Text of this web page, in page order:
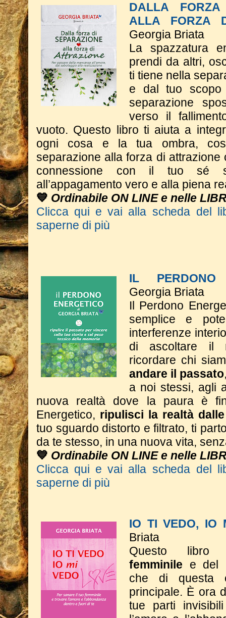
DALLA FORZA
ALLA FORZA
Georgia Briata
La spazzatura
prendi da altri,
ti tiene nella
e dal tuo
separazione
verso il
vuoto. Questo libro ti aiuta a
ogni cosa e la tua ombra,
separazione alla forza di attrazione
connessione con il tuo sé
all’appagamento vero e alla piena
💙 Ordinabile ON LINE e nelle
Clicca qui e vai alla scheda del
saperne di più
IL PERDONO
Georgia Briata
Il Perdono
semplice e
interferenze
di ascoltare il
ricordare chi
andare il passato
a noi stessi, agli
nuova realtà dove la paura è
Energetico, ripulisci la realtà
tuo sguardo distorto e filtrato, ti
da te stesso, in una nuova vita,
💙 Ordinabile ON LINE e nelle
Clicca qui e vai alla scheda del
saperne di più
IO TI VEDO, IO
Briata
Questo libro
femminile e del
che di questa
principale. È ora
tue parti